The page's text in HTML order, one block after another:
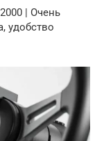
| Очень
удобство